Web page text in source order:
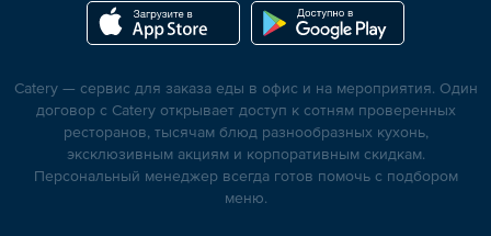
Catery — сервис для заказа еды в офис и на мероприятия. Один
договор с Catery открывает доступ к сотням проверенных
ресторанов, тысячам блюд разнообразных кухонь,
эксклюзивным акциям и корпоративным скидкам.
Персональный менеджер всегда готов помочь с подбором
меню.